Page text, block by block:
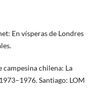
En vísperas de Londres
campesina chilena: La
Santiago: LOM